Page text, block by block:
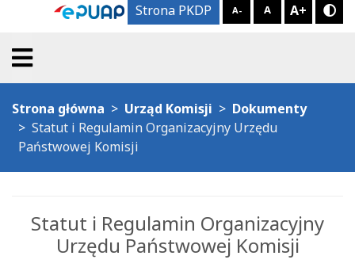
Strona PKDP A- A A+
Strona główna Urząd Komisji
Dokumenty
Statut i Regulamin Organizacyjny Urzędu
Państwowej Komisji
Statut i Regulamin Organizacyjny
Urzędu Państwowej Komisji